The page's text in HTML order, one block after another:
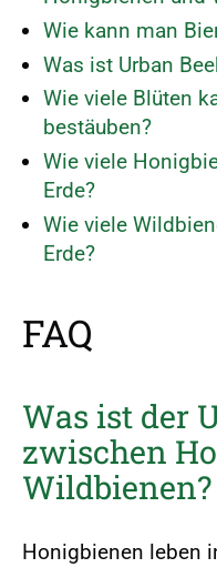
Wie kann man
Was ist Urban
Wie viele Blüten
bestäuben?
Wie viele
Erde?
Wie viele
Erde?
FAQ
Was ist der
zwischen
Wildbienen?
Honigbienen leben